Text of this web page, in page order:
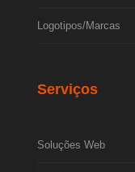
Logotipos/Marcas
Serviços
Soluções Web